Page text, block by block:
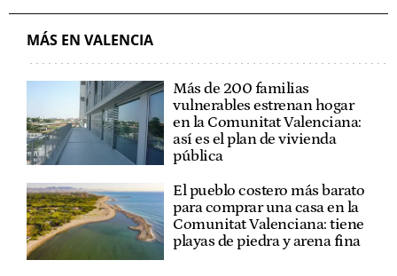
MÁS EN VALENCIA
Más de 200 familias
vulnerables estrenan hogar
en la Comunitat Valenciana:
así es el plan de vivienda
pública
El pueblo costero más barato
para comprar una casa en la
Comunitat Valenciana: tiene
playas de piedra y arena fina